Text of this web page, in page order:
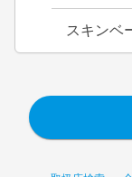
スキンベ